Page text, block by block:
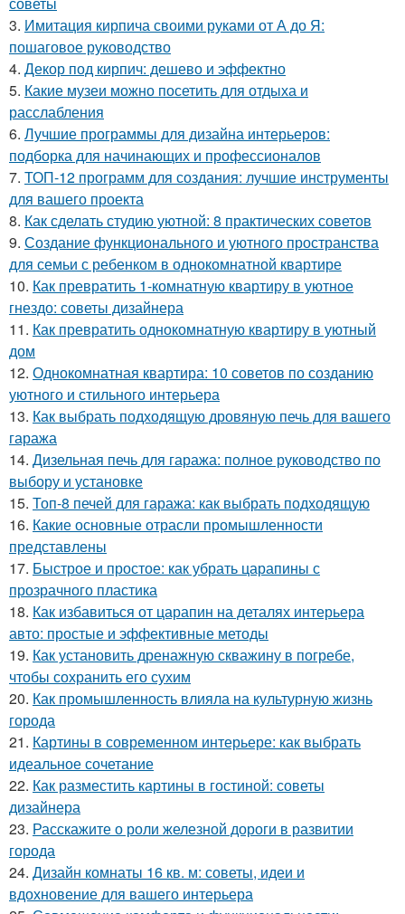
3. Имитация кирпича своими руками от А до Я:
пошаговое руководство
4. Декор под кирпич: дешево и эффектно
5. Какие музеи можно посетить для отдыха и
расслабления
6. Лучшие программы для дизайна интерьеров:
подборка для начинающих и профессионалов
7. ТОП-12 программ для создания: лучшие инструменты
для вашего проекта
8. Как сделать студию уютной: 8 практических советов
9. Создание функционального и уютного пространства
для семьи с ребенком в однокомнатной квартире
10. Как превратить 1-комнатную квартиру в уютное
гнездо: советы дизайнера
11. Как превратить однокомнатную квартиру в уютный
дом
12. Однокомнатная квартира: 10 советов по созданию
уютного и стильного интерьера
13. Как выбрать подходящую дровяную печь для вашего
гаража
14. Дизельная печь для гаража: полное руководство по
выбору и установке
15. Топ-8 печей для гаража: как выбрать подходящую
16. Какие основные отрасли промышленности
представлены
17. Быстрое и простое: как убрать царапины с
прозрачного пластика
18. Как избавиться от царапин на деталях интерьера
авто: простые и эффективные методы
19. Как установить дренажную скважину в погребе,
чтобы сохранить его сухим
20. Как промышленность влияла на культурную жизнь
города
21. Картины в современном интерьере: как выбрать
идеальное сочетание
22. Как разместить картины в гостиной: советы
дизайнера
23. Расскажите о роли железной дороги в развитии
города
24. Дизайн комнаты 16 кв. м: советы, идеи и
вдохновение для вашего интерьера